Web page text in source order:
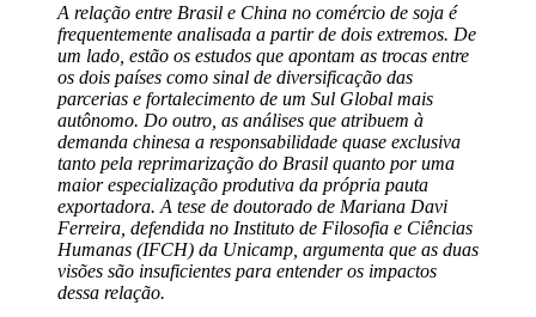
A relação entre Brasil e China no comércio de soja é
frequentemente analisada a partir de dois extremos. De
um lado, estão os estudos que apontam as trocas entre
os dois países como sinal de diversificação das
parcerias e fortalecimento de um Sul Global mais
autônomo. Do outro, as análises que atribuem à
demanda chinesa a responsabilidade quase exclusiva
tanto pela reprimarização do Brasil quanto por uma
maior especialização produtiva da própria pauta
exportadora. A tese de doutorado de Mariana Davi
Ferreira, defendida no Instituto de Filosofia e Ciências
Humanas (IFCH) da Unicamp, argumenta que as duas
visões são insuficientes para entender os impactos
dessa relação.